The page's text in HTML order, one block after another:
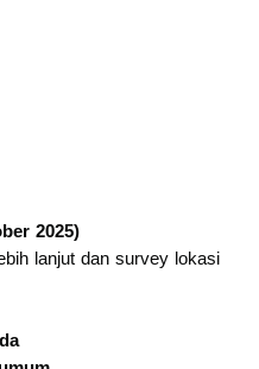
2025)
lanjut dan survey lokasi